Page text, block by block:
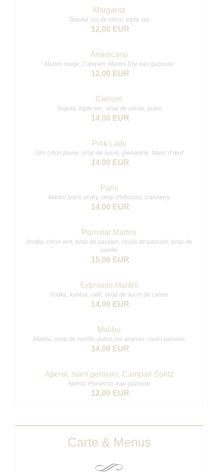
Margarita
Tequila, jus de citron, triple sec
12,00 EUR
Americano
Martini rouge, Campari, Martini Dry, eau gazeuse
12,00 EUR
Cerisier
Tequila, triple sec, sirop de cerise, pulco
14,00 EUR
Pink Lady
Gin, citron jaune, sirop de sucre, grenadine, blanc d’œuf
14,00 EUR
Paris
Martini blanc et dry, sirop d'hibiscus, cranberry
14,00 EUR
Pornstar Martini
Vodka, citron vert, sirop de passion, coulis de passion, sirop de
vanille
15,00 EUR
Expresso Martini
Vodka, kahlua, café, sirop de sucre de canne
14,00 EUR
Malibu
Malibu, sirop de vanille, pulco, jus ananas, coulis passion
14,00 EUR
Aperol, saint germain, Campari Spritz
Apérol, Prosecco, eau gazeuse
12,00 EUR
Carte & Menus